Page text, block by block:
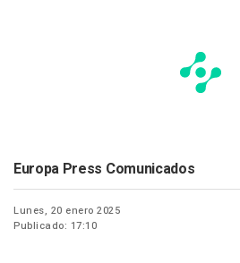
Europa Press Comunicados
Lunes, 20 enero 2025
Publicado: 17:10